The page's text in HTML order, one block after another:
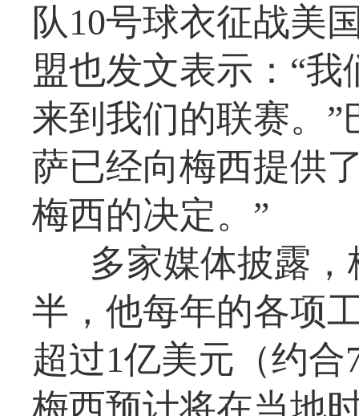
队10号球衣征战美
盟也发文表示：“
来到我们的联赛。
萨已经向梅西提供
梅西的决定。”
多家媒体披露
半，他每年的各项
超过1亿美元（约
梅西预计将在当地